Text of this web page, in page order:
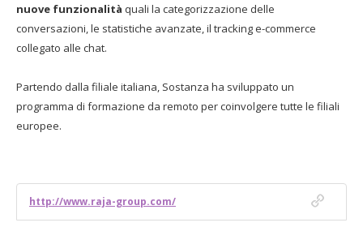
nuove funzionalità quali la categorizzazione delle
conversazioni, le statistiche avanzate, il tracking e-commerce
collegato alle chat.
Partendo dalla filiale italiana, Sostanza ha sviluppato un
programma di formazione da remoto per coinvolgere tutte le filiali
europee.
http://www.raja-group.com/